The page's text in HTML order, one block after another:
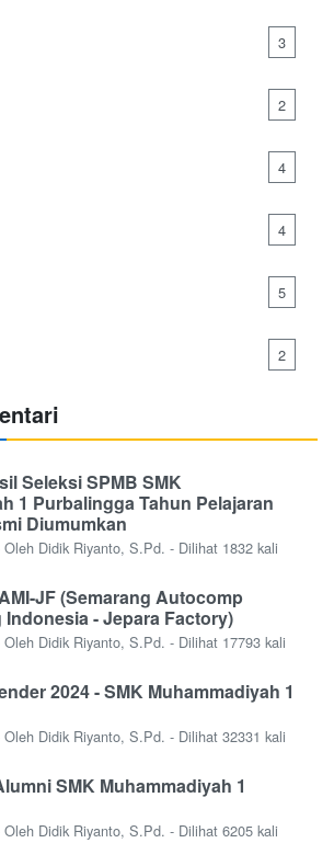
3
2
4
4
5
2
Seleksi SPMB SMK
1 Purbalingga Tahun Pelajaran
Diumumkan
Didik Riyanto, S.Pd. - Dilihat 1832 kali
JF (Semarang Autocomp
- Jepara Factory)
Didik Riyanto, S.Pd. - Dilihat 17793 kali
2024 - SMK Muhammadiyah 1
Didik Riyanto, S.Pd. - Dilihat 32331 kali
SMK Muhammadiyah 1
Didik Riyanto, S.Pd. - Dilihat 6205 kali